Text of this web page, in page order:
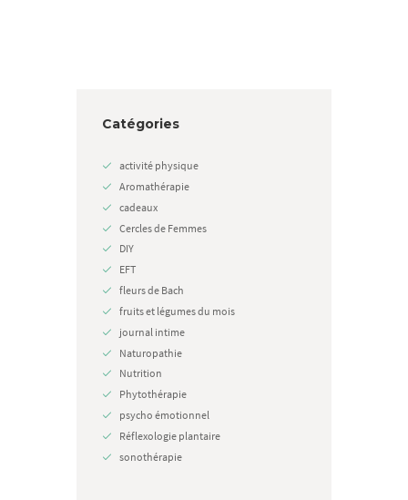
Catégories
activité physique
Aromathérapie
cadeaux
Cercles de Femmes
DIY
EFT
fleurs de Bach
fruits et légumes du mois
journal intime
Naturopathie
Nutrition
Phytothérapie
psycho émotionnel
Réflexologie plantaire
sonothérapie